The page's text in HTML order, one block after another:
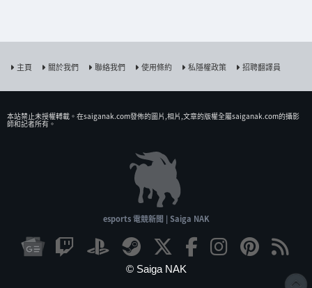
主頁 關於我們 聯絡我們 使用條約 私隱權政策 招聘翻譯員
本站禁止未授權𨍭載。在saiganak.com發佈的圖片,相片,文章的版權全屬saiganak.com的攝影
師和記者所有。
esports 電競新聞 | Saiga NAK
© Saiga NAK